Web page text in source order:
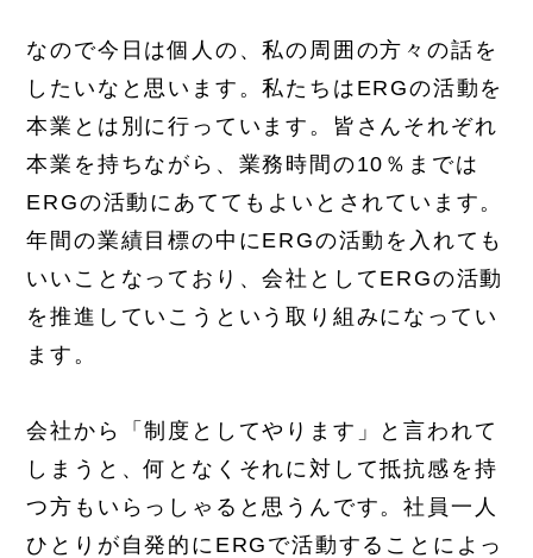
なので今日は個人の、私の周囲の方々の話を
したいなと思います。私たちはERGの活動を
本業とは別に行っています。皆さんそれぞれ
本業を持ちながら、業務時間の10％までは
ERGの活動にあててもよいとされています。
年間の業績目標の中にERGの活動を入れても
いいことなっており、会社としてERGの活動
を推進していこうという取り組みになってい
ます。
会社から「制度としてやります」と言われて
しまうと、何となくそれに対して抵抗感を持
つ方もいらっしゃると思うんです。社員一人
ひとりが自発的にERGで活動することによっ